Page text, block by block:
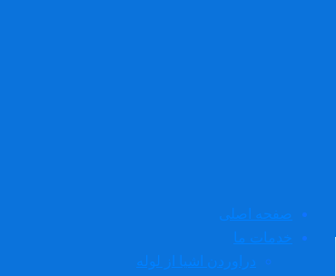
صفحه اصلی
خدمات ما
دراوردن اشیا از لوله